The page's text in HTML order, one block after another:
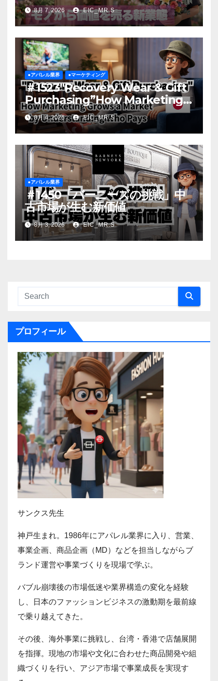
8月 7, 2026 EIC_MR.S
●アパレル業界 ●マーケティング
＃1523″Recovery Wear & Gift
Purchasing”How Marketing
Grows a Market by
Understanding Who Pays
8月 4, 2026 EIC_MR.S
●アパレル業界
＃1450「バーニーズの挑戦」中
古市場が生む新価値
8月 3, 2026 EIC_MR.S
プロフィール
サンクス先生
神戸生まれ。1986年にアパレル業界に入り、営業、
事業企画、商品企画（MD）などを担当しながらブ
ランド運営や事業づくりを現場で学ぶ。
バブル崩壊後の市場低迷や業界構造の変化を経験
し、日本のファッションビジネスの激動期を最前線
で乗り越えてきた。
その後、海外事業に挑戦し、台湾・香港で店舗展開
を指揮。現地の市場や文化に合わせた商品開発や組
織づくりを行い、アジア市場で事業成長を実現す